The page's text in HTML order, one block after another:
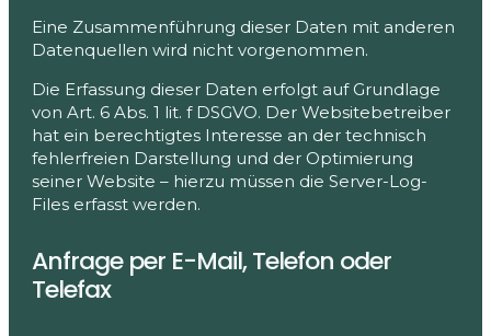
Eine Zusammenführung dieser Daten mit anderen
Datenquellen wird nicht vorgenommen.
Die Erfassung dieser Daten erfolgt auf Grundlage
von Art. 6 Abs. 1 lit. f DSGVO. Der Websitebetreiber
hat ein berechtigtes Interesse an der technisch
fehlerfreien Darstellung und der Optimierung
seiner Website – hierzu müssen die Server-Log-
Files erfasst werden.
Anfrage per E-Mail, Telefon oder
Telefax